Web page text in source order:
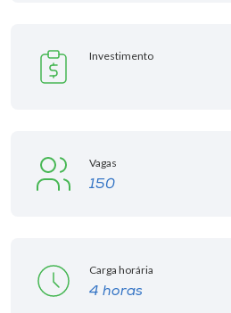
Investimento
Vagas
150
Carga horária
4 horas